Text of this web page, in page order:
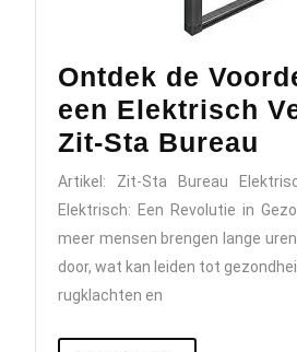
Ontdek de
een Elektrisch
Zit-Sta Bureau
de
Artikel: Zit-Sta Bureau
Elektrisch: Een Revolutie in
meer mensen brengen lange
door, wat kan leiden tot
rugklachten en